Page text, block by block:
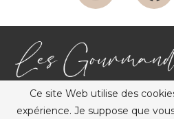
@2012-2026 – Tous
Ce site Web utilise des
expérience. Je suppose que